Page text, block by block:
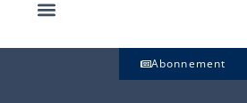
Abonnement